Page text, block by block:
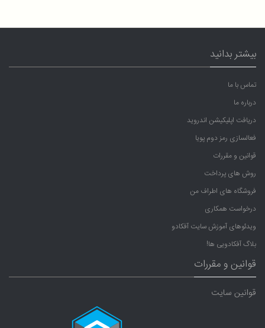
بیشتر بدانید
تماس با ما
درباره ما
دریافت اپلیکیشن اندروید
فعالسازی رمز دوم پویا
قوانین و مقررات
روش های پرداخت
فروشگاه های اطراف من
درخواست همکاری
ویدئوهای آموزش سایت آفکادو
بلاگ آفکادویی ها!
قوانین و مقررات
قوانین سایت